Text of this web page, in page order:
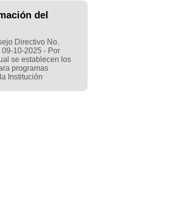
del
Directivo No.
10-2025 - Por
se establecen los
programas
Institución